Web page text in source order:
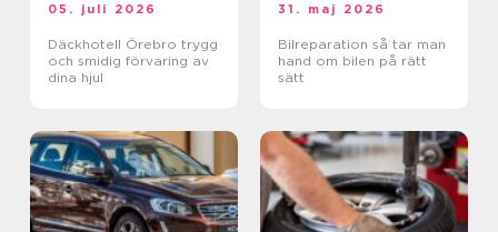
05. juli 2026
Däckhotell Örebro trygg
och smidig förvaring av
dina hjul
31. maj 2026
Bilreparation så tar man
hand om bilen på rätt
sätt